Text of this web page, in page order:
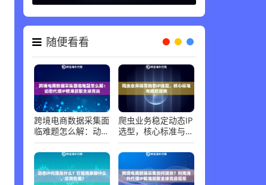
随便看看
跨境电商数据采集面
临难题怎么解：动态
代理IP精准获取全球
竞品
爬虫业务稳定动态IP
选型，核心标准与避
坑指南